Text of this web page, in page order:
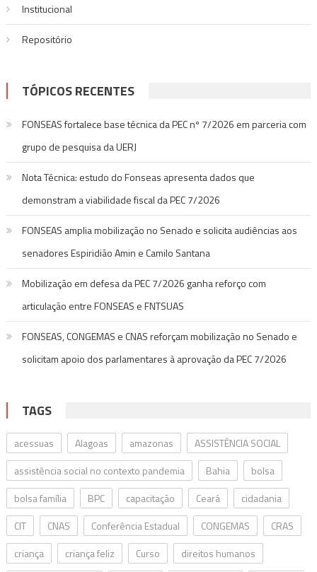
Institucional
Repositório
TÓPICOS RECENTES
FONSEAS fortalece base técnica da PEC nº 7/2026 em parceria com
grupo de pesquisa da UERJ
Nota Técnica: estudo do Fonseas apresenta dados que
demonstram a viabilidade fiscal da PEC 7/2026
FONSEAS amplia mobilização no Senado e solicita audiências aos
senadores Espiridião Amin e Camilo Santana
Mobilização em defesa da PEC 7/2026 ganha reforço com
articulação entre FONSEAS e FNTSUAS
FONSEAS, CONGEMAS e CNAS reforçam mobilização no Senado e
solicitam apoio dos parlamentares à aprovação da PEC 7/2026
TAGS
acessuas Alagoas amazonas
ASSISTÊNCIA SOCIAL
assistência social no contexto pandemia
Bahia
bolsa
bolsa família
BPC capacitação Ceará
cidadania
CIT
CNAS Conferência Estadual CONGEMAS
CRAS
criança
criança feliz Curso
direitos humanos